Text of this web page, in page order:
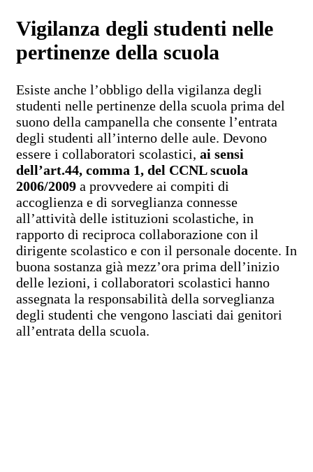
Vigilanza degli studenti nelle
pertinenze della scuola
Esiste anche l’obbligo della vigilanza degli
studenti nelle pertinenze della scuola prima del
suono della campanella che consente l’entrata
degli studenti all’interno delle aule. Devono
essere i collaboratori scolastici, ai sensi
dell’art.44, comma 1, del CCNL scuola
2006/2009 a provvedere ai compiti di
accoglienza e di sorveglianza connesse
all’attività delle istituzioni scolastiche, in
rapporto di reciproca collaborazione con il
dirigente scolastico e con il personale docente. In
buona sostanza già mezz’ora prima dell’inizio
delle lezioni, i collaboratori scolastici hanno
assegnata la responsabilità della sorveglianza
degli studenti che vengono lasciati dai genitori
all’entrata della scuola.